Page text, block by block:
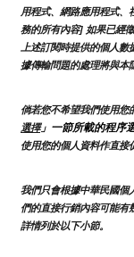
用程式、網路應用程式、
務的所有內容] 如果已經
上述訂閱時提供的個人
據傳輸問題的處理將與本
倘若您不希望我們使用您
選擇」一節所載的程序
使用您的個人資料作直接
我們只會根據中華民國個
們的直接行銷內容可能有
詳情列於以下小節。